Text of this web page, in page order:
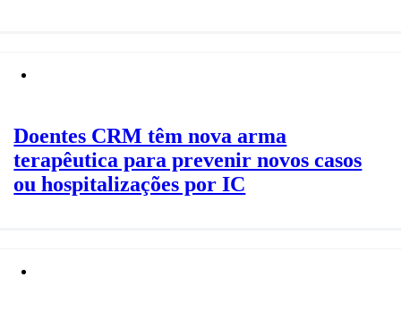
Doentes CRM têm nova arma
terapêutica para prevenir novos casos
ou hospitalizações por IC